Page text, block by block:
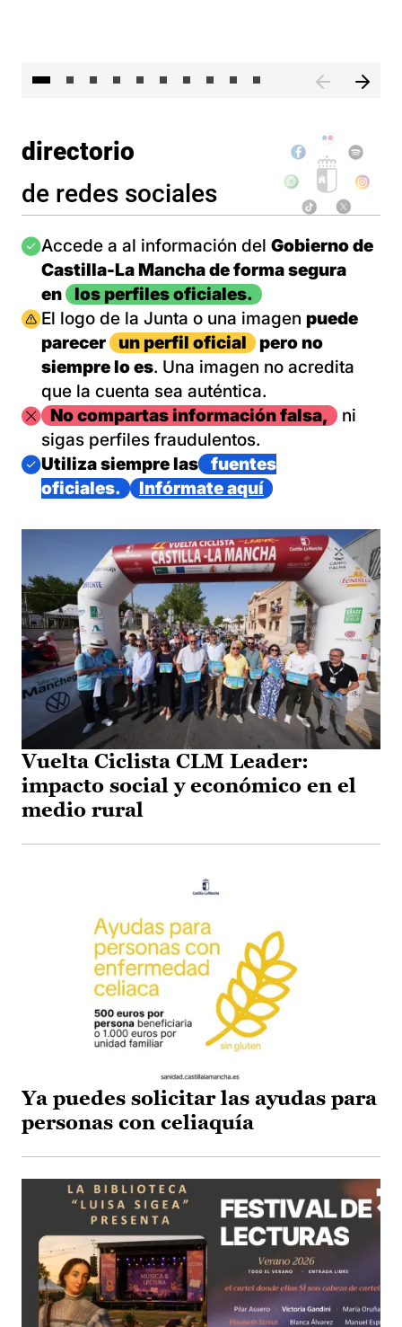
directorio
de redes sociales
Imagen
Accede a al información del Gobierno de
Castilla-La Mancha de forma segura
en
los perfiles oficiales.
Imagen
El logo de la Junta o una imagen puede
parecer
un perfil oficial
pero no
siempre lo es. Una imagen no acredita
que la cuenta sea auténtica.
ImagenNo compartas información falsa,
ni
sigas perfiles fraudulentos.
Imagen
Utiliza siempre las
fuentes
oficiales.
Infórmate aquí
Vuelta Ciclista CLM Leader:
impacto social y económico en el
medio rural
Ya puedes solicitar las ayudas para
personas con celiaquía